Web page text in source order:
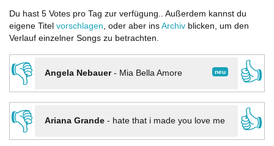
Du hast 5 Votes pro Tag zur verfügung.. Außerdem kannst du
eigene Titel vorschlagen, oder aber ins Archiv blicken, um den
Verlauf einzelner Songs zu betrachten.
👎 neu
Angela Nebauer- Mia Bella Amore
👍
👎
Ariana Grande- hate that i made you love me
👍